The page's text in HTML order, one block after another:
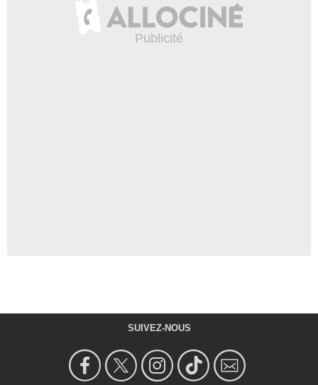
SUIVEZ-NOUS